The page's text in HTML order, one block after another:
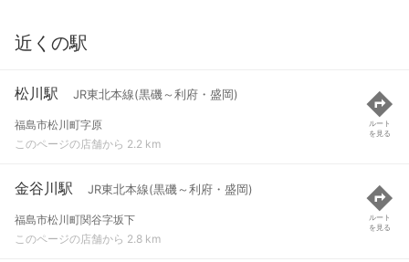
近くの駅
松川駅 JR東北本線(黒磯～利府・盛岡)
福島市松川町字原
このページの店舗から 2.2 km
ルート
を見る
金谷川駅 JR東北本線(黒磯～利府・盛岡)
福島市松川町関谷字坂下
このページの店舗から 2.8 km
ルート
を見る